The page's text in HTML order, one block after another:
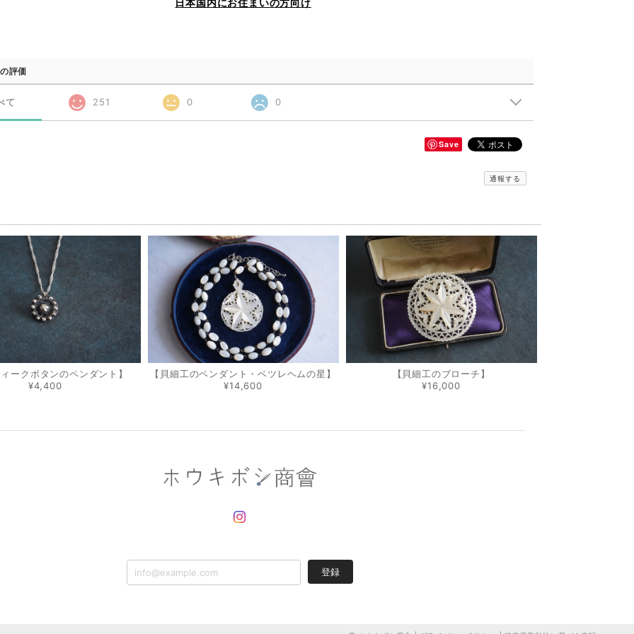
日本国内にお住まいの方向け
評価
て 251 0 0
Save
通報する
ークボタンのペンダント】
¥4,400
【貝細工のペンダント・ベツレヘムの星】
¥14,600
【貝細工のブローチ】
¥16,000
登録